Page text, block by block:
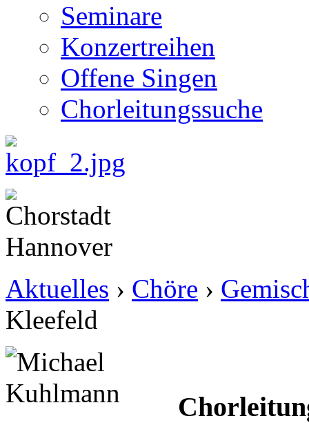
Seminare
Konzertreihen
Offene Singen
Chorleitungssuche
Aktuelles › Chöre ›
Kleefeld